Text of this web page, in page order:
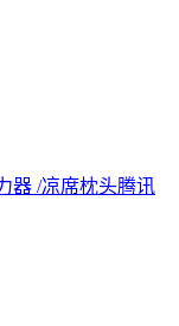
器 /凉席枕头腾讯